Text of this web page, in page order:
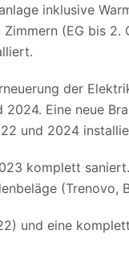
inklusive
(EG bis 2.
der
Eine neue
und 2024
komplett
(Trenovo,
und eine